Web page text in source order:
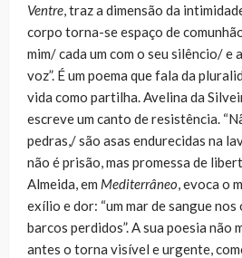
Ventre, traz a dimensão da
corpo torna-se espaço de
mim/ cada um com o seu silêncio/ e
voz”. É um poema que fala da
vida como partilha. Avelina da
escreve um canto de resistência.
pedras,/ são asas endurecidas na
não é prisão, mas promessa de
Almeida, em Mediterrâneo, evoca o
exílio e dor: “um mar de sangue
barcos perdidos”. A sua poesia não
antes o torna visível e urgente,